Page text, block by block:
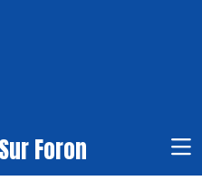
Foron